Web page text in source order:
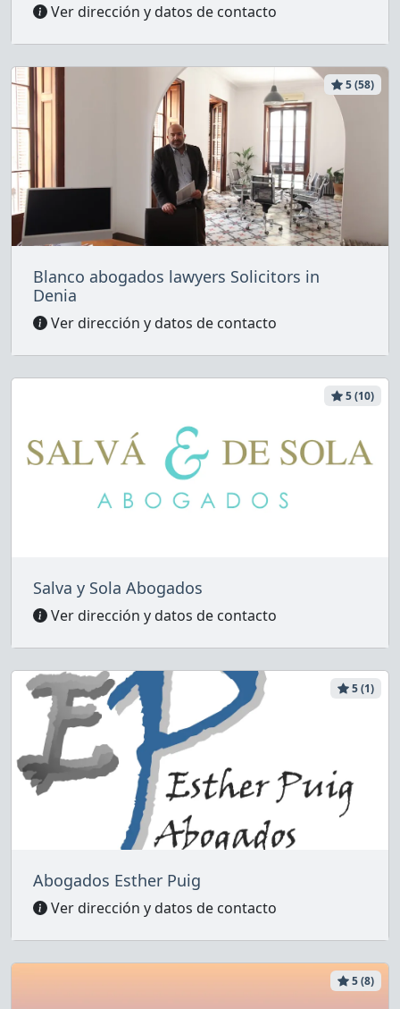
Ver dirección y datos de contacto
5 (58)
Blanco abogados lawyers Solicitors in
Denia
Ver dirección y datos de contacto
5 (10)
Salva y Sola Abogados
Ver dirección y datos de contacto
5 (1)
Abogados Esther Puig
Ver dirección y datos de contacto
5 (8)